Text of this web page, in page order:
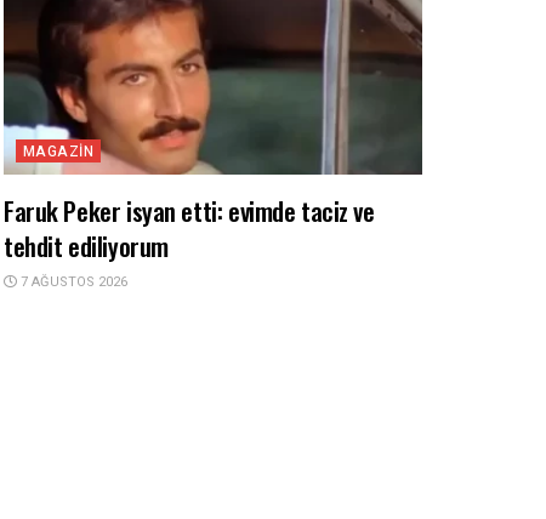
MAGAZIN
Faruk Peker isyan etti: evimde taciz ve
tehdit ediliyorum
7 AĞUSTOS 2026